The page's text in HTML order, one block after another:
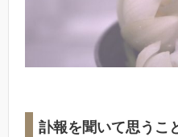
訃報を聞いて思うこ